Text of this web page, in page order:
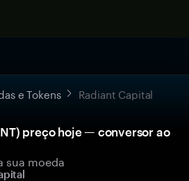
e Tokens Radiant Capital
preço hoje — conversor ao
sua moeda